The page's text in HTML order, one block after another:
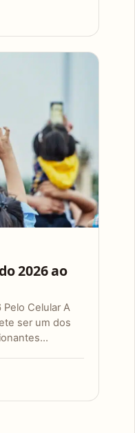
2026 ao
Celular A
ser um dos